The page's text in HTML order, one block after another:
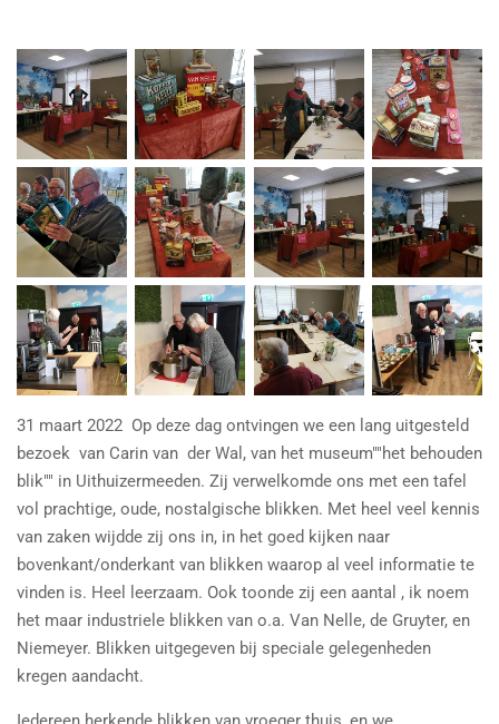
31 maart 2022 Op deze dag ontvingen we een lang uitgesteld
bezoek van Carin van der Wal, van het museum""het behouden
blik"" in Uithuizermeeden. Zij verwelkomde ons met een tafel
vol prachtige, oude, nostalgische blikken. Met heel veel kennis
van zaken wijdde zij ons in, in het goed kijken naar
bovenkant/onderkant van blikken waarop al veel informatie te
vinden is. Heel leerzaam. Ook toonde zij een aantal , ik noem
het maar industriele blikken van o.a. Van Nelle, de Gruyter, en
Niemeyer. Blikken uitgegeven bij speciale gelegenheden
kregen aandacht.